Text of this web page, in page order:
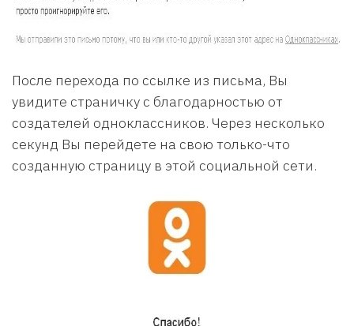
После перехода по ссылке из письма, Вы
увидите страничку с благодарностью от
создателей одноклассников. Через несколько
секунд Вы перейдете на свою только-что
созданную страницу в этой социальной сети.